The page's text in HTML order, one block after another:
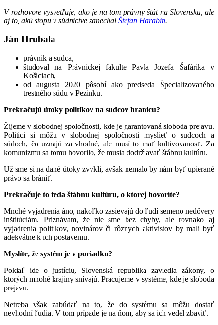
V rozhovore vysvetľuje, ako je na tom právny štát na Slovensku, ale
aj to, akú stopu v súdnictve zanechal Štefan Harabin.
Ján Hrubala
právnik a sudca,
študoval na Právnickej fakulte Pavla Jozefa Šafárika v
Košiciach,
od augusta 2020 pôsobí ako predseda Špecializovaného
trestného súdu v Pezinku.
Prekračujú útoky politikov na sudcov hranicu?
Žijeme v slobodnej spoločnosti, kde je garantovaná sloboda prejavu.
Politici si môžu v slobodnej spoločnosti myslieť o sudcoch a
súdoch, čo uznajú za vhodné, ale musí to mať kultivovanosť. Za
komunizmu sa tomu hovorilo, že musia dodržiavať štábnu kultúru.
Už sme si na dané útoky zvykli, avšak nemalo by nám byť upierané
právo sa brániť.
Prekračuje to teda štábnu kultúru, o ktorej hovoríte?
Mnohé vyjadrenia áno, nakoľko zasievajú do ľudí semeno nedôvery
inštitúciám. Priznávam, že nie sme bez chyby, ale rovnako aj
vyjadrenia politikov, novinárov či rôznych aktivistov by mali byť
adekvátne k ich postaveniu.
Myslíte, že systém je v poriadku?
Pokiaľ ide o justíciu, Slovenská republika zaviedla zákony, o
ktorých mnohé krajiny snívajú. Pracujeme v systéme, kde je sloboda
prejavu.
Netreba však zabúdať na to, že do systému sa môžu dostať
nevhodní ľudia. V tom prípade je na ňom, aby sa ich vedel zbaviť.